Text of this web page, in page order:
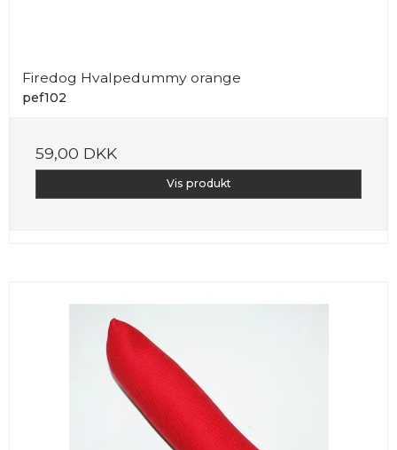
Firedog Hvalpedummy orange
pef102
59,00 DKK
Vis produkt